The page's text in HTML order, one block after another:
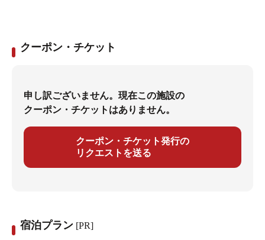
クーポン・チケット
申し訳ございません。現在この施設の
クーポン・チケットはありません。
クーポン・チケット発行の
リクエストを送る
宿泊プラン [PR]